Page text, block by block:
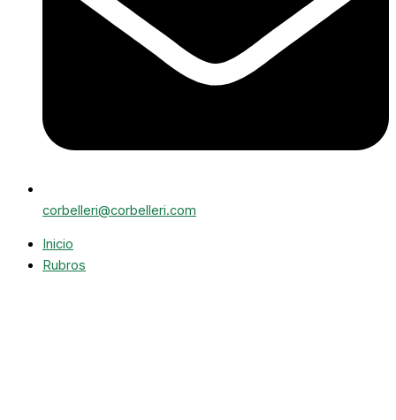
corbelleri@corbelleri.com
Inicio
Rubros